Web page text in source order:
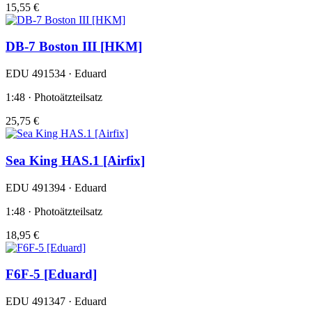
15,55 €
DB-7 Boston III [HKM]
EDU 491534 · Eduard
1:48 · Photoätzteilsatz
25,75 €
Sea King HAS.1 [Airfix]
EDU 491394 · Eduard
1:48 · Photoätzteilsatz
18,95 €
F6F-5 [Eduard]
EDU 491347 · Eduard